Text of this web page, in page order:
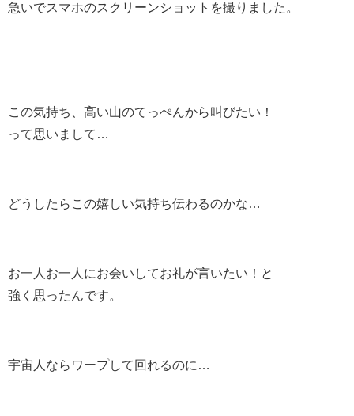
急いでスマホのスクリーンショットを撮りました。
この気持ち、高い山のてっぺんから叫びたい！
って思いまして…
どうしたらこの嬉しい気持ち伝わるのかな…
お一人お一人にお会いしてお礼が言いたい！と
強く思ったんです。
宇宙人ならワープして回れるのに…